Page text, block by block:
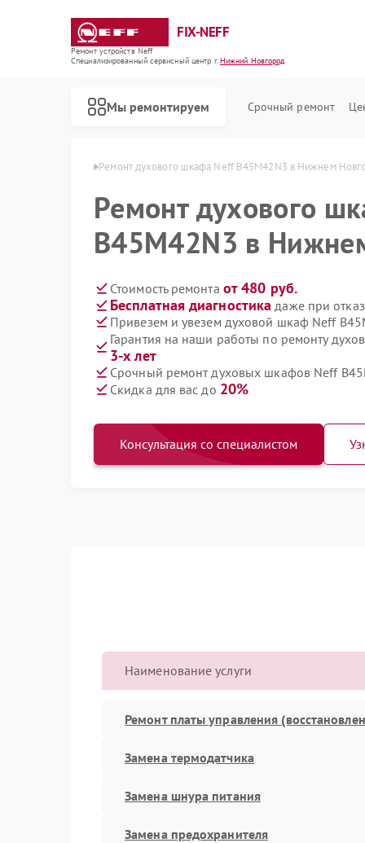
FIX-NEFF
Ремонт устройств Neff
Специализированный cервисный центр г.Нижний Новгород
Мы ремонтируем Срочный ремонт
Новгороде Ремонт духового шкафа Neff B45M42N3 в Нижнем
Ремонт духового
B45M42N3 в
Стоимость ремонта от 480 руб.
Бесплатная диагностика даже при
Привезем и увезем духовой шкаф Neff
Гарантия на наши работы по ремонту
3-х лет
Срочный ремонт духовых шкафов Neff
Скидка для вас до 20%
Консультация со специалистом
Наименование услуги
Ремонт платы управления
Замена термодатчика
Замена шнура питания
Замена предохранителя